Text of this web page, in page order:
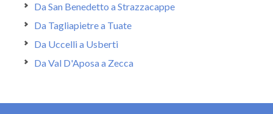
Da San Benedetto a Strazzacappe
Da Tagliapietre a Tuate
Da Uccelli a Usberti
Da Val D'Aposa a Zecca